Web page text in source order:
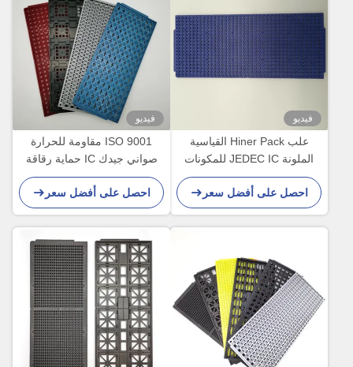
فيديو
علب Hiner Pack القياسية
الملونة JEDEC IC للمكونات
الدقيقة
احصل على أفضل سعر
فيديو
ISO 9001 مقاومة للحرارة
صواني جيدك IC حماية رقاقة
ESD PPE MPPO قياسي
احصل على أفضل سعر